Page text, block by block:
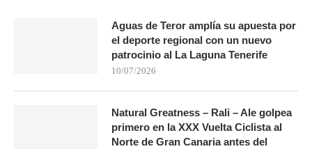
Aguas de Teror amplía su apuesta por
el deporte regional con un nuevo
patrocinio al La Laguna Tenerife
10/07/2026
Natural Greatness – Rali – Ale golpea
primero en la XXX Vuelta Ciclista al
Norte de Gran Canaria antes del